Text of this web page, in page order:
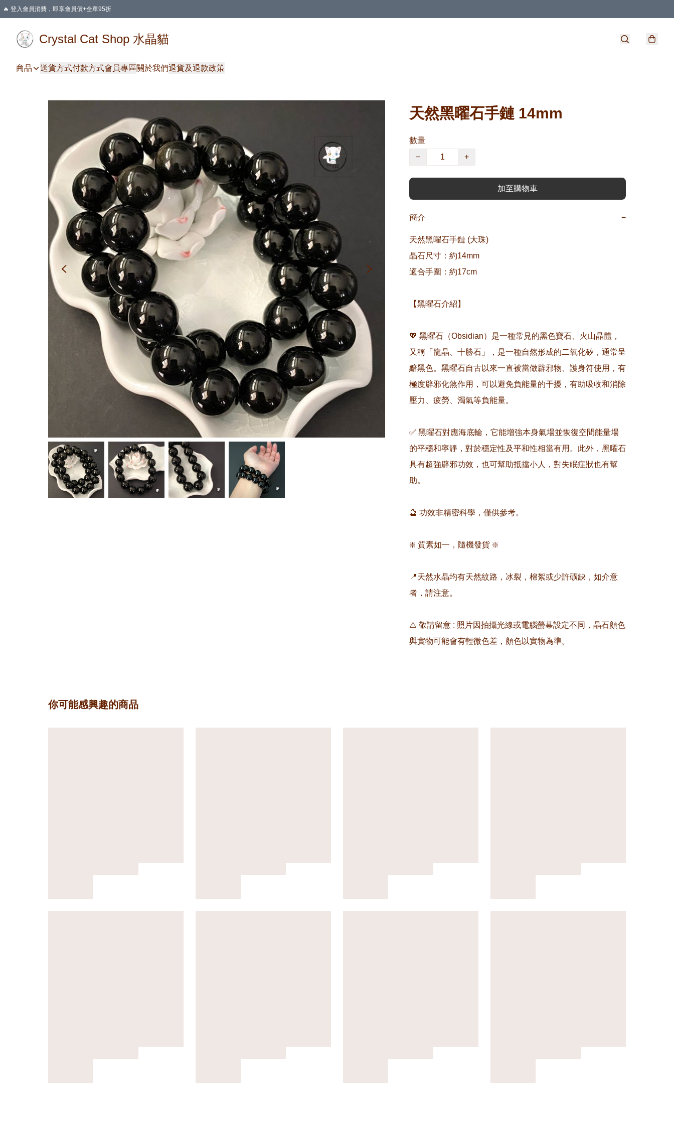
🔥 登入會員消費，即享會員價+全單95折
Crystal Cat Shop 水晶貓
商品 送貨方式付款方式會員專區關於我們退貨及退款政策
天然黑曜石手鏈 14mm
數量
−
+
加至購物車
簡介 −
天然黑曜石手鏈 (大珠)
晶石尺寸：約14mm
適合手圍：約17cm
【黑曜石介紹】
💖 黑曜石（Obsidian）是一種常見的黑色寶石、火山晶體，
又稱「龍晶、十勝石」，是一種自然形成的二氧化矽，通常呈
黯黑色。黑曜石自古以來一直被當做辟邪物、護身符使用，有
極度辟邪化煞作用，可以避免負能量的干擾，有助吸收和消除
壓力、疲勞、濁氣等負能量。
✅ 黑曜石對應海底輪，它能增強本身氣場並恢復空間能量場
的平穩和寧靜，對於穩定性及平和性相當有用。此外，黑曜石
具有超強辟邪功效，也可幫助抵擋小人，對失眠症狀也有幫
助。
🔮 功效非精密科學，僅供參考。
❇️ 質素如一，隨機發貨 ❇️
📍天然水晶均有天然紋路，冰裂，棉絮或少許礦缺，如介意
者，請注意。
⚠️ 敬請留意 : 照片因拍攝光線或電腦螢幕設定不同，晶石顏色
與實物可能會有輕微色差，顏色以實物為準。
你可能感興趣的商品